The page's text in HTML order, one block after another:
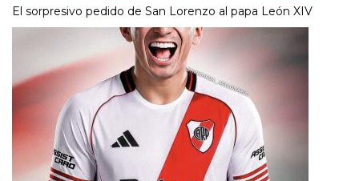
El sorpresivo pedido de San Lorenzo al papa León XIV